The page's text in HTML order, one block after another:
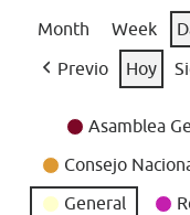
Month Week
Previo Hoy
Event
Asamblea
Consejo
General